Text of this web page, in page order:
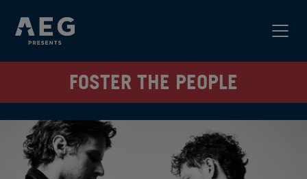
FOSTER THE PEOPLE